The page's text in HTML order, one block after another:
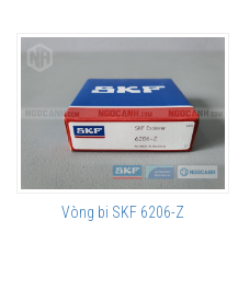
Vòng bi SKF 6206-Z